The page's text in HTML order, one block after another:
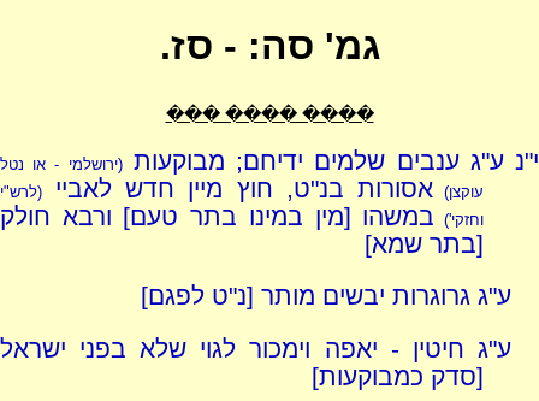
גמ' סה: - סז.
���� ���� ���
י"נ ע"ג ענבים שלמים ידיחם; מבוקעות(ירושלמי - או נטל
עוקצן) אסורות בנ"ט, חוץ מיין חדש לאביי
(לרש"י
וחזקי') במשהו [מין במינו בתר טעם] ורבא חולק
[בתר שמא]
ע"ג גרוגרות יבשים מותר [נ"ט לפגם]
ע"ג חיטין - יאפה וימכור לגוי שלא בפני ישראל
[סדק כמבוקעות]